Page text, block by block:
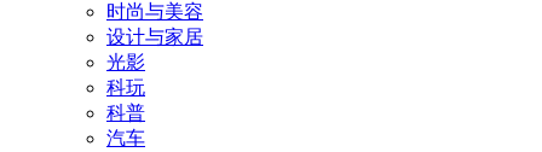
时尚与美容
设计与家居
光影
科玩
科普
汽车